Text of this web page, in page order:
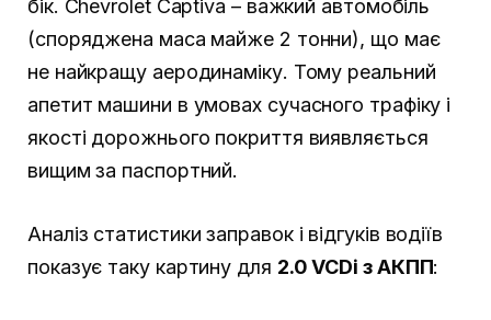
бік. Chevrolet Captiva – важкий автомобіль
(споряджена маса майже 2 тонни), що має
не найкращу аеродинаміку. Тому реальний
апетит машини в умовах сучасного трафіку і
якості дорожнього покриття виявляється
вищим за паспортний.
Аналіз статистики заправок і відгуків водіїв
показує таку картину для 2.0 VCDi з АКПП: